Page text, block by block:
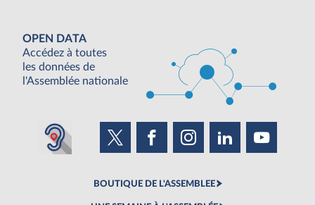
OPEN DATA
Accédez à toutes
les données de
l'Assemblée nationale
BOUTIQUE DE L'ASSEMBLEE